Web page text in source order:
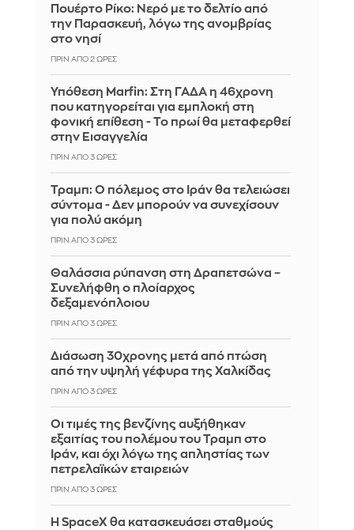
Πουέρτο Ρίκο: Νερό με το δελτίο από
την Παρασκευή, λόγω της ανομβρίας
στο νησί
ΠΡΙΝ ΑΠΌ 2 ΏΡΕΣ
Υπόθεση Marfin: Στη ΓΑΔΑ η 46χρονη
που κατηγορείται για εμπλοκή στη
φονική επίθεση - Το πρωί θα μεταφερθεί
στην Εισαγγελία
ΠΡΙΝ ΑΠΌ 3 ΏΡΕΣ
Τραμπ: Ο πόλεμος στο Ιράν θα τελειώσει
σύντομα - Δεν μπορούν να συνεχίσουν
για πολύ ακόμη
ΠΡΙΝ ΑΠΌ 3 ΏΡΕΣ
Θαλάσσια ρύπανση στη Δραπετσώνα –
Συνελήφθη ο πλοίαρχος
δεξαμενόπλοιου
ΠΡΙΝ ΑΠΌ 3 ΏΡΕΣ
Διάσωση 30χρονης μετά από πτώση
από την υψηλή γέφυρα της Χαλκίδας
ΠΡΙΝ ΑΠΌ 3 ΏΡΕΣ
Οι τιμές της βενζίνης αυξήθηκαν
εξαιτίας του πολέμου του Τραμπ στο
Ιράν, και όχι λόγω της απληστίας των
πετρελαϊκών εταιρειών
ΠΡΙΝ ΑΠΌ 3 ΏΡΕΣ
Η SpaceX θα κατασκευάσει σταθμούς